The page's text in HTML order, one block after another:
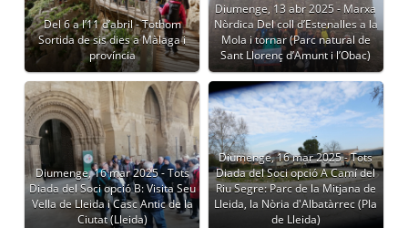
Del 6 a l’11 d’abril - Tothom
Sortida de sis dies a Màlaga i
província
Diumenge, 13 abr 2025 - Marxa
Nòrdica Del coll d’Estenalles a la
Mola i tornar (Parc natural de
Sant Llorenç d’Amunt i l’Obac)
Diumenge, 16 mar 2025 - Tots
Diada del Soci opció B: Visita Seu
Vella de Lleida i Casc Antic de la
Ciutat (Lleida)
Diumenge, 16 mar 2025 - Tots
Diada del Soci opció A Camí del
Riu Segre: Parc de la Mitjana de
Lleida, la Nòria d'Albatàrrec (Pla
de Lleida)